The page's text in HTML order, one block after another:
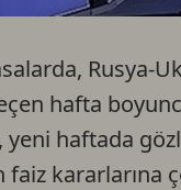
Rusya-
hafta
haftada
faiz kararlarına